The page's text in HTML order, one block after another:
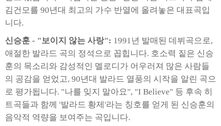
김건모를 90년대 최고의 가수 반열에 올려놓은 대표곡입
니다.
신승훈 - "보이지 않는 사랑": 1991년 발매된 데뷔곡으로,
애절한 발라드 곡의 정석으로 꼽힙니다. 호소력 짙은 신승
훈의 목소리와 감성적인 멜로디가 어우러져 많은 사람들
의 공감을 얻었고, 90년대 발라드 열풍의 시작을 알린 곡으
로 평가됩니다. "나를 잊지 말아요", "I Believe" 등 후속 히
트곡들과 함께 '발라드 황제'라는 칭호를 얻게 된 신승훈의
음악적 역량을 보여주는 곡입니다.